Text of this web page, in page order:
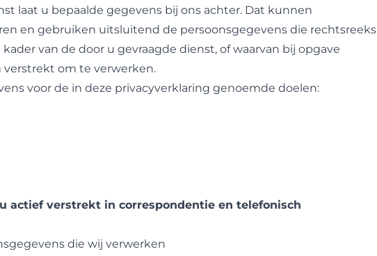
laat u bepaalde gegevens bij ons achter. Dat kunnen
en gebruiken uitsluitend de persoonsgegevens die rechtsreeks
van de door u gevraagde dienst, of waarvan bij opgave
verstrekt om te verwerken.
voor de in deze privacyverklaring genoemde doelen:
actief verstrekt in correspondentie en telefonisch
die wij verwerken